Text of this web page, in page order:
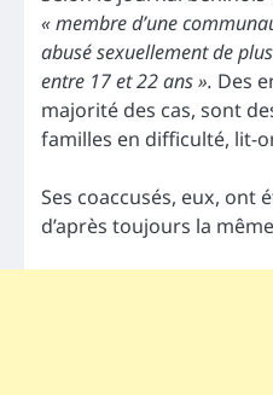
« membre d’une
abusésexuellement de
entre 17 et 22 ans ». Des
majorité des cas, sont
familles en difficulté, lit-
Ses coaccusés, eux, ont
d’après toujours la